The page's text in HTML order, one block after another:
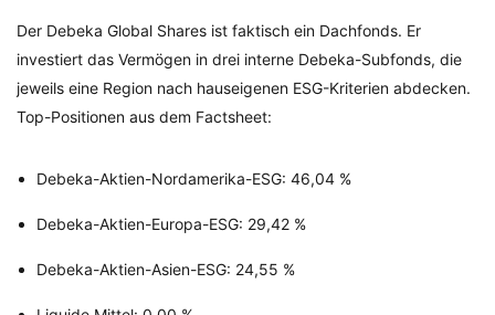
Der Debeka Global Shares ist faktisch ein Dachfonds. Er
investiert das Vermögen in drei interne Debeka-Subfonds, die
jeweils eine Region nach hauseigenen ESG-Kriterien abdecken.
Top-Positionen aus dem Factsheet:
Debeka-Aktien-Nordamerika-ESG: 46,04 %
Debeka-Aktien-Europa-ESG: 29,42 %
Debeka-Aktien-Asien-ESG: 24,55 %